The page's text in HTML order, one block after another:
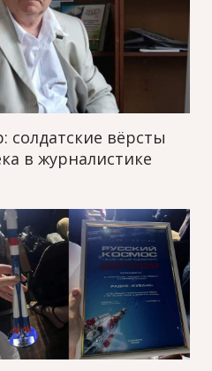
солдатские вёрсты
в журналистике